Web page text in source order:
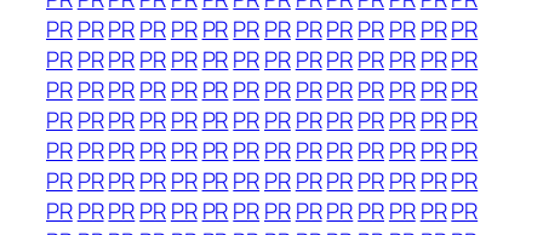
PRPRPRPRPR PRPRPRPRPRPRPR PRPR
PRPRPRPRPR PRPRPRPRPRPRPR PRPR
PRPRPRPRPR PRPRPRPRPRPRPR PRPR
PRPRPRPRPR PRPRPRPRPRPRPR PRPR
PRPRPRPRPR PRPRPRPRPRPRPR PRPR
PRPRPRPRPR PRPRPRPRPRPRPR PRPR
PRPRPRPRPR PRPRPRPRPRPRPR PRPR